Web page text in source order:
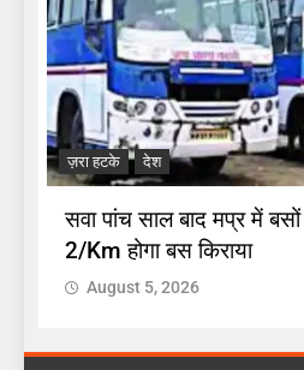
ज़रा हटके देश
सवा पांच साल बाद मप्र में
2/Km होगा बस किराया
August 5, 2026